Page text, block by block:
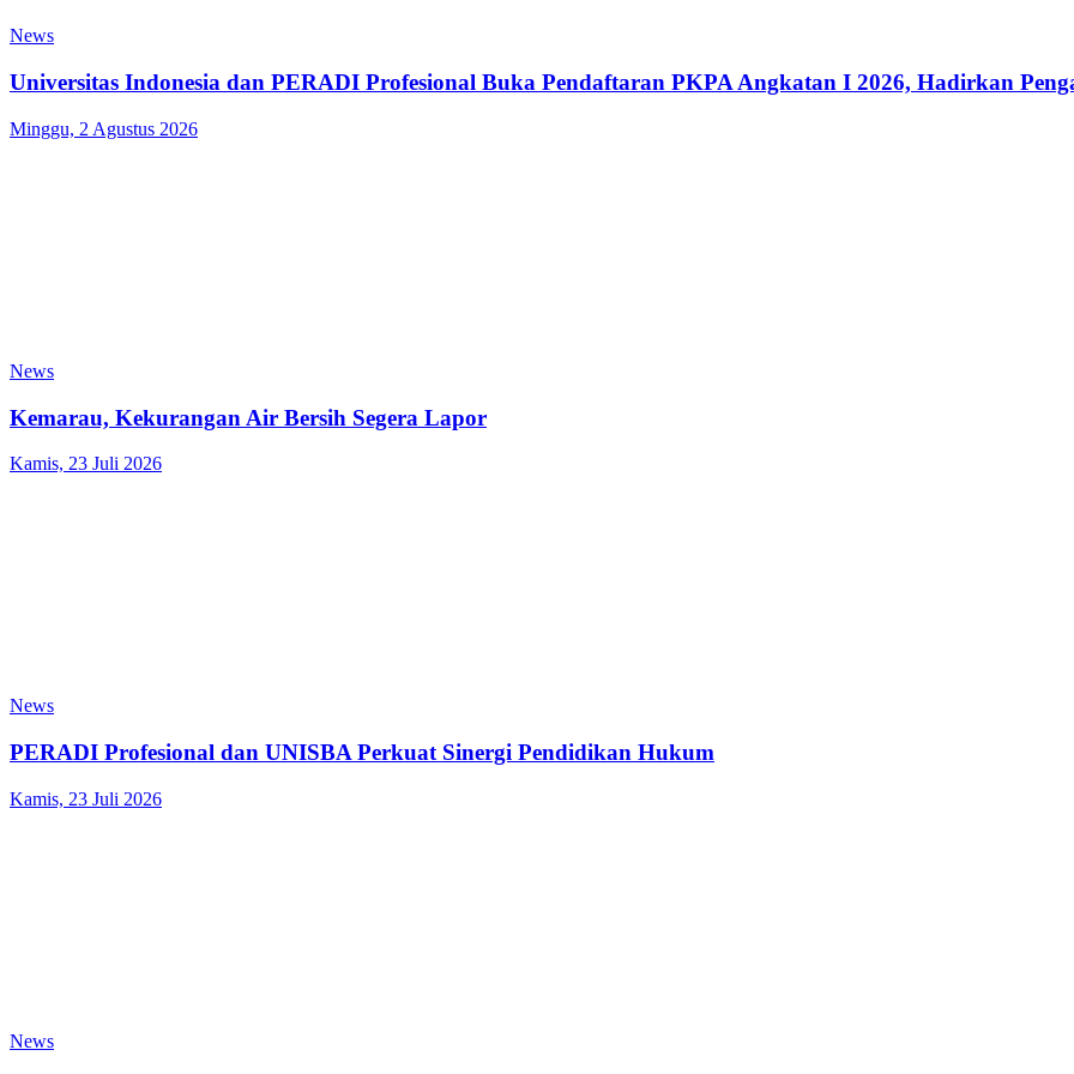
News
Universitas Indonesia dan PERADI Profesional Buka Pendaftaran PKPA Angkatan I 2026, Hadirkan
Minggu, 2 Agustus 2026
News
Kemarau, Kekurangan Air Bersih Segera Lapor
Kamis, 23 Juli 2026
News
PERADI Profesional dan UNISBA Perkuat Sinergi Pendidikan Hukum
Kamis, 23 Juli 2026
News